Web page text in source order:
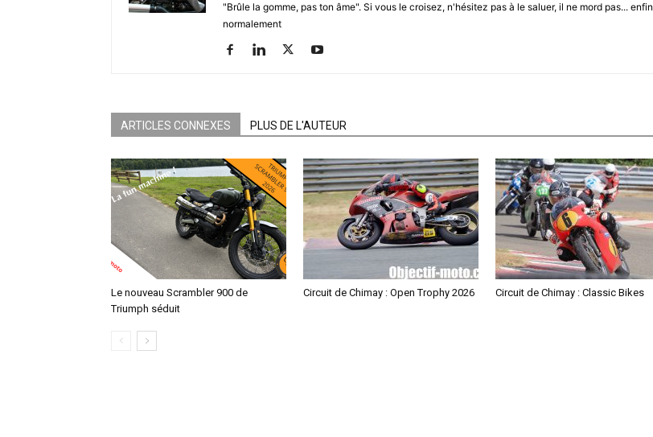
"Brûle la gomme, pas ton âme". Si vous le croisez, n'hésitez pas à le saluer, il ne mord pas... enfin
normalement
ARTICLES CONNEXES PLUS DE L'AUTEUR
Le nouveau Scrambler 900 de
Triumph séduit
Circuit de Chimay : Open Trophy 2026 Circuit de Chimay : Classic Bikes